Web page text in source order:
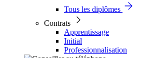
Tous les diplômes
Contrats
Apprentissage
Initial
Professionnalisation